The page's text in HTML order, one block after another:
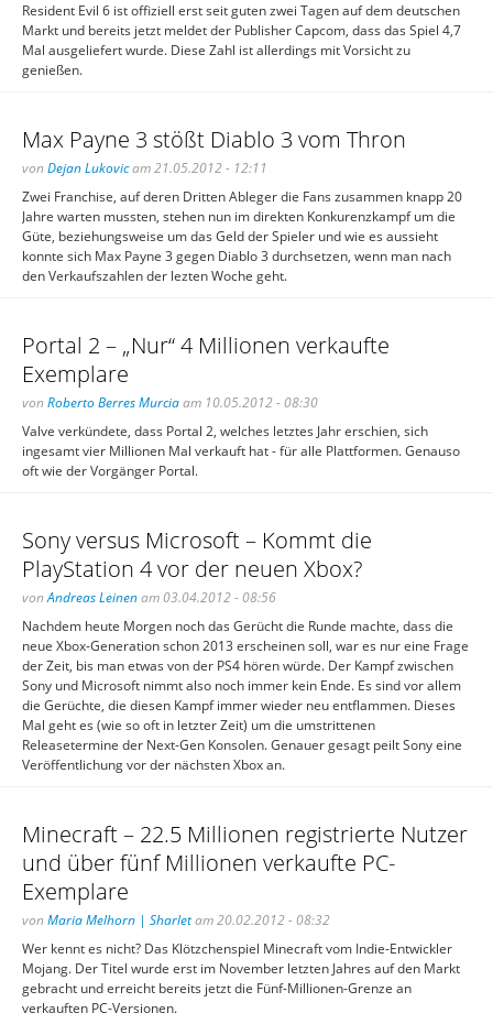
Resident Evil 6 ist offiziell erst seit guten zwei Tagen auf dem deutschen
Markt und bereits jetzt meldet der Publisher Capcom, dass das Spiel 4,7
Mal ausgeliefert wurde. Diese Zahl ist allerdings mit Vorsicht zu
genießen.
Max Payne 3 stößt Diablo 3 vom Thron
von Dejan Lukovicam 21.05.2012 - 12:11
Zwei Franchise, auf deren Dritten Ableger die Fans zusammen knapp 20
Jahre warten mussten, stehen nun im direkten Konkurenzkampf um die
Güte, beziehungsweise um das Geld der Spieler und wie es aussieht
konnte sich Max Payne 3 gegen Diablo 3 durchsetzen, wenn man nach
den Verkaufszahlen der lezten Woche geht.
Portal 2 – „Nur“ 4 Millionen verkaufte
Exemplare
von Roberto Berres Murciaam 10.05.2012 - 08:30
Valve verkündete, dass Portal 2, welches letztes Jahr erschien, sich
ingesamt vier Millionen Mal verkauft hat - für alle Plattformen. Genauso
oft wie der Vorgänger Portal.
Sony versus Microsoft – Kommt die
PlayStation 4 vor der neuen Xbox?
vonAndreas Leinenam 03.04.2012 - 08:56
Nachdem heute Morgen noch das Gerücht die Runde machte, dass die
neue Xbox-Generation schon 2013 erscheinen soll, war es nur eine Frage
der Zeit, bis man etwas von der PS4 hören würde. Der Kampf zwischen
Sony und Microsoft nimmt also noch immer kein Ende. Es sind vor allem
die Gerüchte, die diesen Kampf immer wieder neu entflammen. Dieses
Mal geht es (wie so oft in letzter Zeit) um die umstrittenen
Releasetermine der Next-Gen Konsolen. Genauer gesagt peilt Sony eine
Veröffentlichung vor der nächsten Xbox an.
Minecraft – 22.5 Millionen registrierte Nutzer
und über fünf Millionen verkaufte PC-
Exemplare
von Maria Melhorn | Sharletam 20.02.2012 - 08:32
Wer kennt es nicht? Das Klötzchenspiel Minecraft vom Indie-Entwickler
Mojang. Der Titel wurde erst im November letzten Jahres auf den Markt
gebracht und erreicht bereits jetzt die Fünf-Millionen-Grenze an
verkauften PC-Versionen.